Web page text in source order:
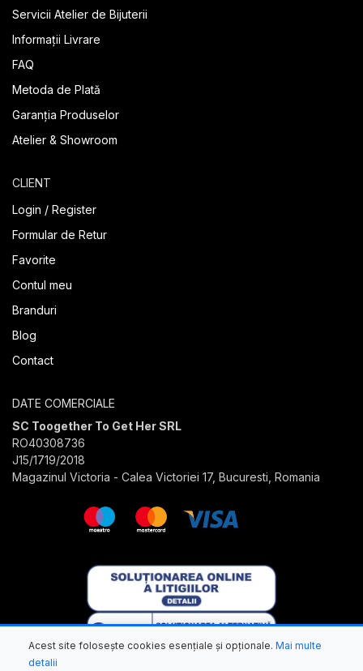
Servicii Atelier de Bijuterii
Informații Livrare
FAQ
Metoda de Plată
Garanția Produselor
Atelier & Showroom
CLIENT
Login / Register
Formular de Retur
Favorite
Contul meu
Branduri
Blog
Contact
DATE COMERCIALE
SC Toogether To Get Her SRL
RO40308736
J15/1719/2018
Magazinul Victoria - Calea Victoriei 17, Bucuresti, Romania
Acest site folosește cookies esențiale și opționale. Mai multe
detalii